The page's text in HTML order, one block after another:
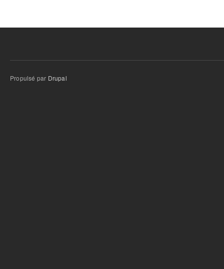
Propulsé par Drupal